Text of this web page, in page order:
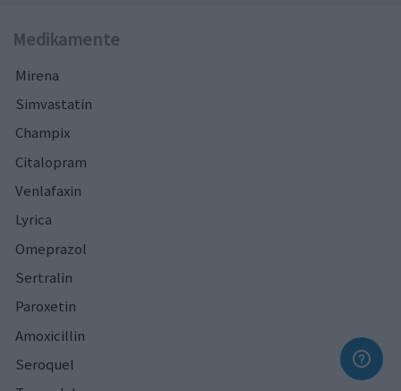
Medikamente
Mirena
Simvastatin
Champix
Citalopram
Venlafaxin
Lyrica
Omeprazol
Sertralin
Paroxetin
Amoxicillin
Seroquel